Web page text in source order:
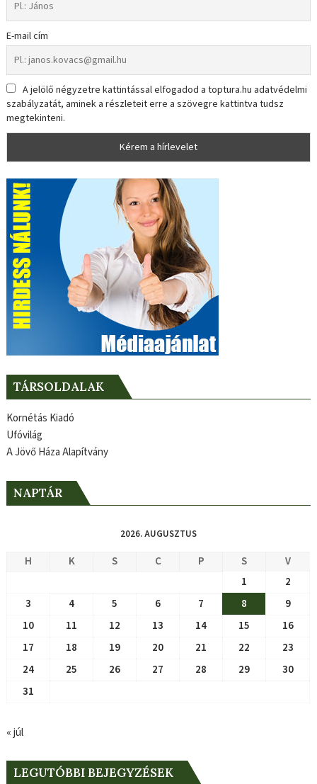
E-mail cím
A jelölő négyzetre kattintással elfogadod a toptura.hu adatvédelmi
szabályzatát, aminek a részleteit erre a szövegre kattintva tudsz
megtekinteni.
TÁRSOLDALAK
Kornétás Kiadó
Ufóvilág
A Jövő Háza Alapítvány
NAPTÁR
2026. AUGUSZTUS
H K S C P S
V
1
2
3
4 5 6 7 8
9
10
11 12 13 14 15
16
17
18 19 20 21 22
23
24
25 26 27 28 29
30
31
« júl
LEGUTÓBBI BEJEGYZÉSEK